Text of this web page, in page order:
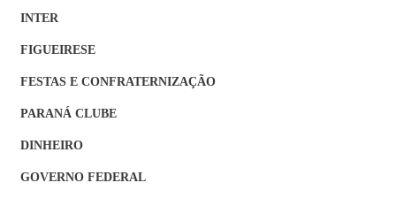
INTER
FIGUEIRESE
FESTAS E CONFRATERNIZAÇÃO
PARANÁ CLUBE
DINHEIRO
GOVERNO FEDERAL